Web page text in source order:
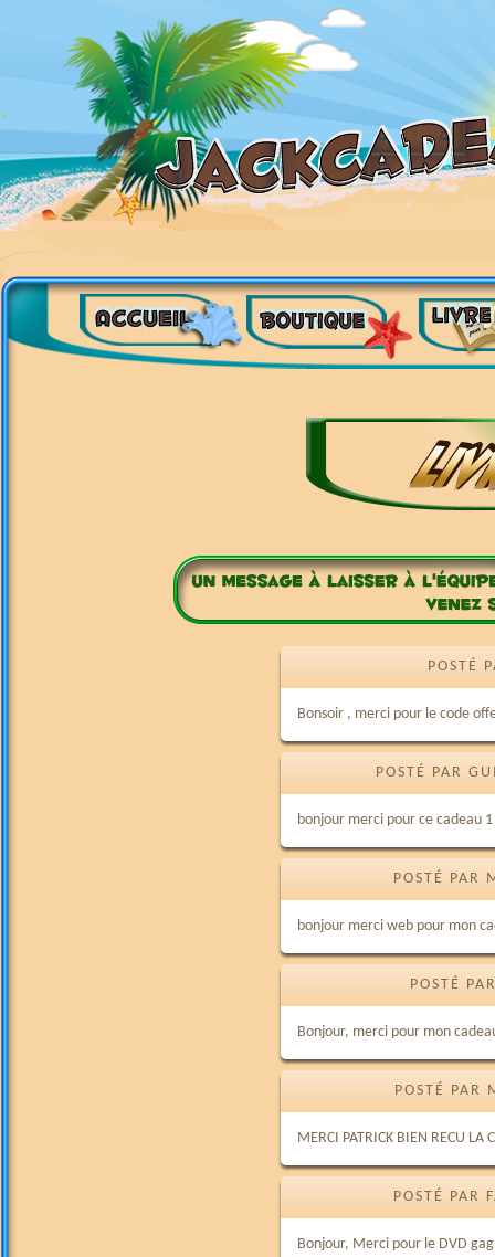
POSTÉ
Bonsoir , merci pour le code
POSTÉ PAR
bonjour merci pour ce cadeau
POSTÉ PAR
bonjour merci web pour mon
POSTÉ
Bonjour, merci pour mon
POSTÉ
MERCI PATRICK BIEN RECU LA
POSTÉ PAR
Bonjour, Merci pour le DVD